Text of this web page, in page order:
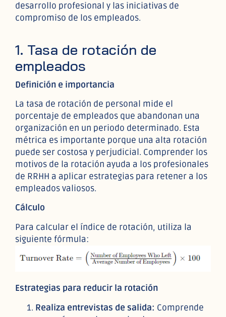
desarrollo profesional y las iniciativas de
compromiso de los empleados.
1. Tasa de rotación de
empleados
Definición e importancia
La tasa de rotación de personal mide el
porcentaje de empleados que abandonan una
organización en un periodo determinado. Esta
métrica es importante porque una alta rotación
puede ser costosa y perjudicial. Comprender los
motivos de la rotación ayuda a los profesionales
de RRHH a aplicar estrategias para retener a los
empleados valiosos.
Cálculo
Para calcular el índice de rotación, utiliza la
siguiente fórmula:
Estrategias para reducir la rotación
Realiza entrevistas de salida: Comprende